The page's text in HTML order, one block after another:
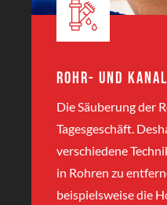
Rohr- und
Die Säuberung der
Tagesgeschäft.
verschiedene
in Rohren zu
beispielsweise die